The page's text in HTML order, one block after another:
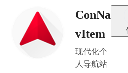
ConNa
vItem
现代化个
人导航站